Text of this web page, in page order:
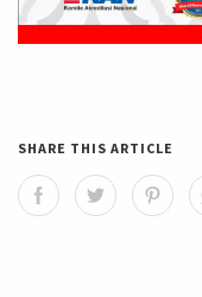
SHARE THIS ARTICLE